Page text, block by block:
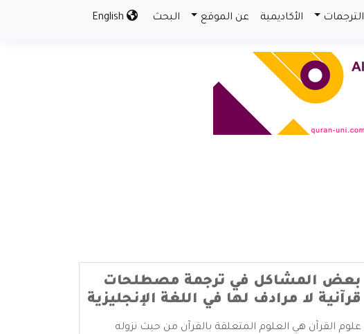
الترجمات الأكاديمية عن الموقع البحث
بعض المشاكل في ترجمة مصطلحات
قرآنية لا مرادف لها في اللغة الإنجليزية
علوم القرآن هي العلوم المتعلقة بالقرآن من حيث نزوله